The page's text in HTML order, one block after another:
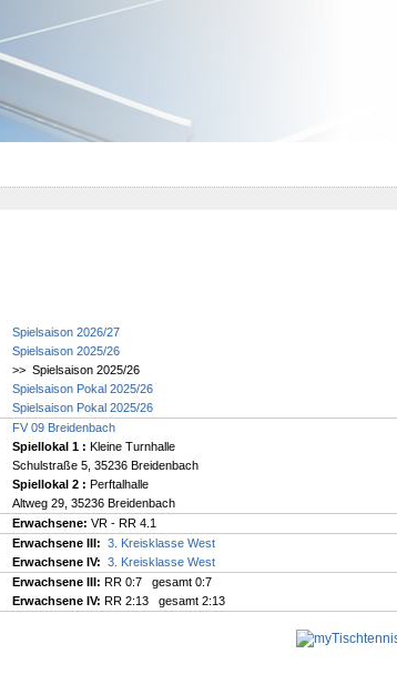
Spielsaison 2026/27
Spielsaison 2025/26
>> Spielsaison 2025/26
Spielsaison Pokal 2025/26
Spielsaison Pokal 2025/26
FV 09 Breidenbach
Spiellokal 1 : Kleine Turnhalle
Schulstraße 5, 35236 Breidenbach
Spiellokal 2 : Perftalhalle
Altweg 29, 35236 Breidenbach
Erwachsene: VR - RR 4.1
Erwachsene III: 3. Kreisklasse West
Erwachsene IV: 3. Kreisklasse West
Erwachsene III: RR 0:7 gesamt 0:7
Erwachsene IV: RR 2:13 gesamt 2:13